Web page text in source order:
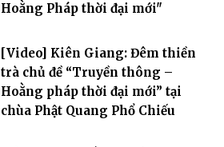
Hoằng Pháp thời đại mới"
[Video] Kiên Giang: Đêm thiền
trà chủ đề “Truyền thông –
Hoằng pháp thời đại mới” tại
chùa Phật Quang Phổ Chiếu